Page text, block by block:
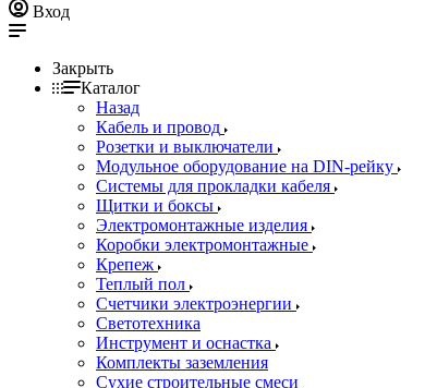
Вход
Закрыть
Каталог
Назад
Кабель и провод
Розетки и выключатели
Модульное оборудование на DIN-рейку
Системы для прокладки кабеля
Щитки и боксы
Электромонтажные изделия
Коробки электромонтажные
Крепеж
Теплый пол
Счетчики электроэнергии
Светотехника
Инструмент и оснастка
Комплекты заземления
Сухие строительные смеси